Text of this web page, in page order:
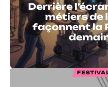
Derrière
métiers de
façonnent la